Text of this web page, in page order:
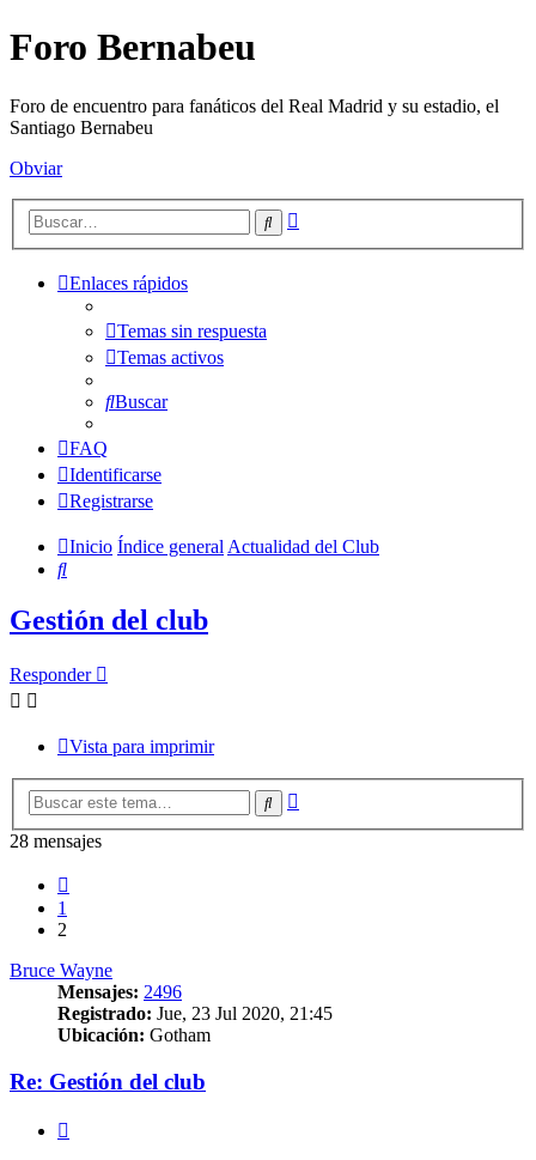
Foro Bernabeu
Foro de encuentro para fanáticos del Real Madrid y su estadio, el
Santiago Bernabeu
Obviar
Buscar
Enlaces rápidos
Temas sin respuesta
Temas activos
Buscar
FAQ
Identificarse
Registrarse
Inicio Índice generalActualidad del Club
Buscar
Gestión del club
Responder
Vista para imprimir
Buscar
28 mensajes
1
2
Bruce Wayne
Mensajes: 2496
Registrado: Jue, 23 Jul 2020, 21:45
Ubicación: Gotham
Re: Gestión del club